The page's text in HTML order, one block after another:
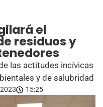
el
residuos y
las actitudes incívicas
y de salubridad
15:25